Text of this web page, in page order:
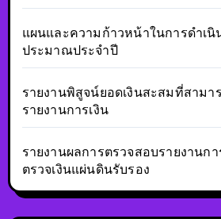
แผนและความก้าวหน้าในการดำเนิ
ประมาณประจำปี
รายงานพิสูจน์ยอดเงินสะสมที่สามา
รายงานการเงิน
รายงานผลการตรวจสอบรายงานก
ตรวจเงินแผ่นดินรับรอง